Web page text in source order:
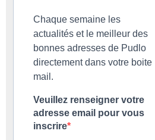
Chaque semaine les
actualités et le meilleur des
bonnes adresses de Pudlo
directement dans votre boite
mail.
Veuillez renseigner votre
adresse email pour vous
inscrire